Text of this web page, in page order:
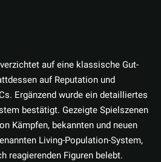
auf eine klassische Gut-
auf Reputation und
Ergänzend wurde ein detailliertes
bestätigt. Gezeigte Spielszenen
Kämpfen, bekannten und neuen
Living-Population-System,
reagierenden Figuren belebt.